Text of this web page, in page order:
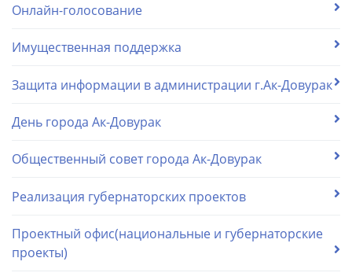
Онлайн-голосование
Имущественная поддержка
Защита информации в администрации г.Ак-Довурак
День города Ак-Довурак
Общественный совет города Ак-Довурак
Реализация губернаторских проектов
Проектный офис(национальные и губернаторские
проекты)